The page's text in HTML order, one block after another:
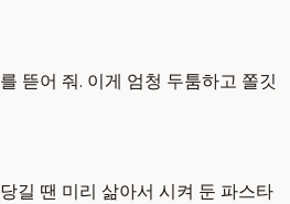
뜯어 줘. 이게 엄청 두툼하고 쫄깃
길 땐 미리 삶아서 시켜 둔 파스타